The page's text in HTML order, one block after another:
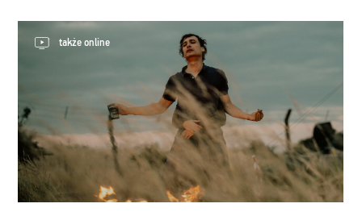
także online